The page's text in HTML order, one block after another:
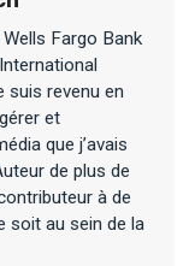
Fargo Bank
suis revenu en
et
que j’avais
de plus de
à de
soit au sein de la